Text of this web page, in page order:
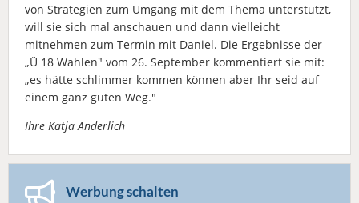
von Strategien zum Umgang mit dem Thema unterstützt,
will sie sich mal anschauen und dann vielleicht
mitnehmen zum Termin mit Daniel. Die Ergebnisse der
„Ü 18 Wahlen" vom 26. September kommentiert sie mit:
„es hätte schlimmer kommen können aber Ihr seid auf
einem ganz guten Weg."
Ihre Katja Änderlich
Werbung schalten